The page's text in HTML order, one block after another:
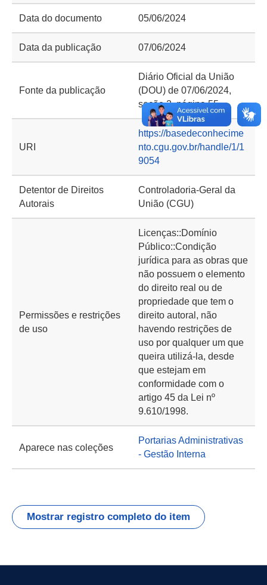
Data do documento 05/06/2024
Data da publicação 07/06/2024
Fonte da publicação
Diário Oficial da União
(DOU) de 07/06/2024,
seção 2, página 55
URI
https://basedeconhecime
nto.cgu.gov.br/handle/1/1
9054
Detentor de Direitos
Autorais
Controladoria-Geral da
União (CGU)
Permissões e restrições
de uso
Licenças::Domínio
Público::Condição
jurídica para as obras que
não possuem o elemento
do direito real ou de
propriedade que tem o
direito autoral, não
havendo restrições de
uso por qualquer um que
queira utilizá-la, desde
que estejam em
conformidade com o
artigo 45 da Lei nº
9.610/1998.
Aparece nas coleções
Portarias Administrativas
- Gestão Interna
Mostrar registro completo do item